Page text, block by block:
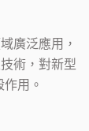
廣泛應用，
術，對新型
用。